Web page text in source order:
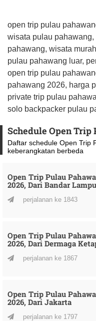
open trip pulau
wisata pulau
pahawang, wisata
pulau pahawang luar,
open trip pulau
pahawang 2026, harga
private trip pulau
solo backpacker pulau
Schedule Open Trip
Daftar schedule Open Trip
keberangkatan berbeda
Open Trip Pulau
2026, Dari Bandar
perjalanan ke 1843
Open Trip Pulau
2026, Dari Dermaga
perjalanan ke 1867
Open Trip Pulau
2026, Dari Jakarta
perjalanan ke 1797